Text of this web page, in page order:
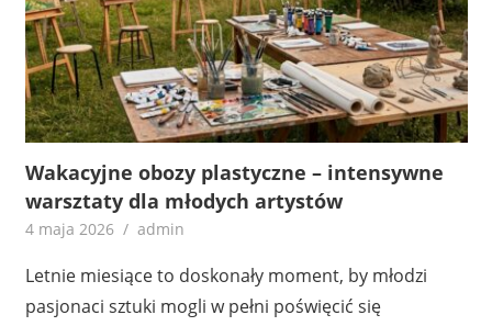
Wakacyjne obozy plastyczne – intensywne
warsztaty dla młodych artystów
4 maja 2026 admin
Letnie miesiące to doskonały moment, by młodzi
pasjonaci sztuki mogli w pełni poświęcić się